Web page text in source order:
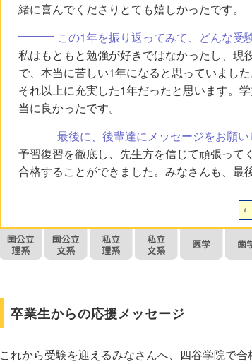
緒に喜んでくださりとても嬉しかったです。
この1年を振り返ってみて、どんな受
私はもともと勉強が好きではなかったし、
で、本当に苦しい1年になると思っていまし
それ以上に充実した1年だったと思います。
当に良かったです。
最後に、後輩達にメッセージをお願い
予習復習を徹底し、先生方を信じて頑張っ
合格することができました。みなさんも、最
卒業生からの応援メッセージ
これから受験を迎えるみなさんへ、四谷学院で